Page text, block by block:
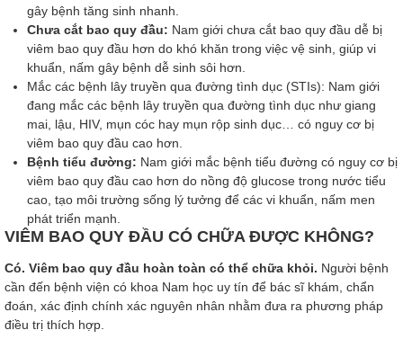
gây bệnh tăng sinh nhanh.
Chưa cắt bao quy đầu: Nam giới chưa cắt bao quy đầu dễ bị
viêm bao quy đầu hơn do khó khăn trong việc vệ sinh, giúp vi
khuẩn, nấm gây bệnh dễ sinh sôi hơn.
Mắc các bệnh lây truyền qua đường tình dục (STIs): Nam giới
đang mắc các bệnh lây truyền qua đường tình dục như giang
mai, lậu, HIV, mụn cóc hay mụn rộp sinh dục… có nguy cơ bị
viêm bao quy đầu cao hơn.
Bệnh tiểu đường: Nam giới mắc bệnh tiểu đường có nguy cơ bị
viêm bao quy đầu cao hơn do nồng độ glucose trong nước tiểu
cao, tạo môi trường sống lý tưởng để các vi khuẩn, nấm men
phát triển mạnh.
VIÊM BAO QUY ĐẦU CÓ CHỮA ĐƯỢC KHÔNG?
Có. Viêm bao quy đầu hoàn toàn có thể chữa khỏi. Người bệnh
cần đến bệnh viện có khoa Nam học uy tín để bác sĩ khám, chẩn
đoán, xác định chính xác nguyên nhân nhằm đưa ra phương pháp
điều trị thích hợp.